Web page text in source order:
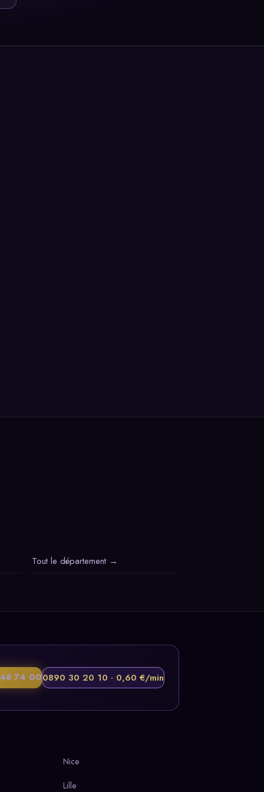
Tout le département →
74 000890 30 20 10 · 0,60 €/min
Nice
Lille